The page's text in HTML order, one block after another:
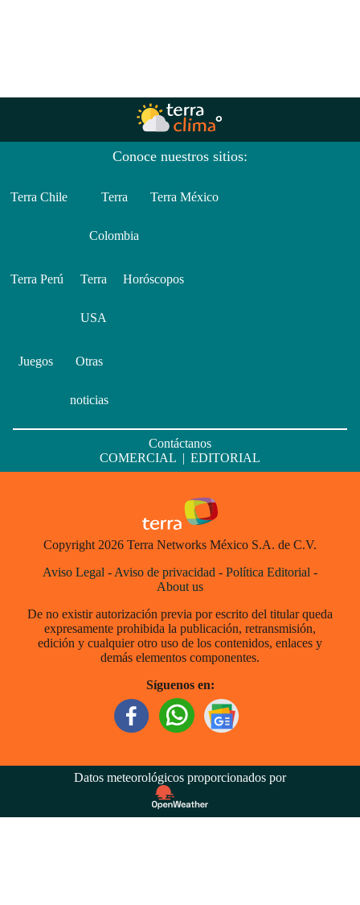
Conoce nuestros sitios:
Terra Chile Terra
Colombia
Terra México
Terra Perú Terra
USA
Horóscopos
Juegos Otras
noticias
Contáctanos
COMERCIAL | EDITORIAL
Copyright 2026 Terra Networks México S.A. de C.V.
Aviso Legal - Aviso de privacidad - Política Editorial -
About us
De no existir autorización previa por escrito del titular queda
expresamente prohibida la publicación, retransmisión,
edición y cualquier otro uso de los contenidos, enlaces y
demás elementos componentes.
Síguenos en:
Datos meteorológicos proporcionados por